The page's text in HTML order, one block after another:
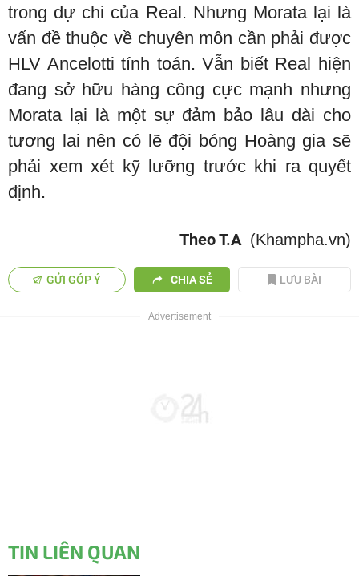
trong dự chi của Real. Nhưng Morata lại là
vấn đề thuộc về chuyên môn cần phải được
HLV Ancelotti tính toán. Vẫn biết Real hiện
đang sở hữu hàng công cực mạnh nhưng
Morata lại là một sự đảm bảo lâu dài cho
tương lai nên có lẽ đội bóng Hoàng gia sẽ
phải xem xét kỹ lưỡng trước khi ra quyết
định.
Theo T.A (Khampha.vn)
GỬI GÓP Ý CHIA SẺ LƯU BÀI
TIN LIÊN QUAN